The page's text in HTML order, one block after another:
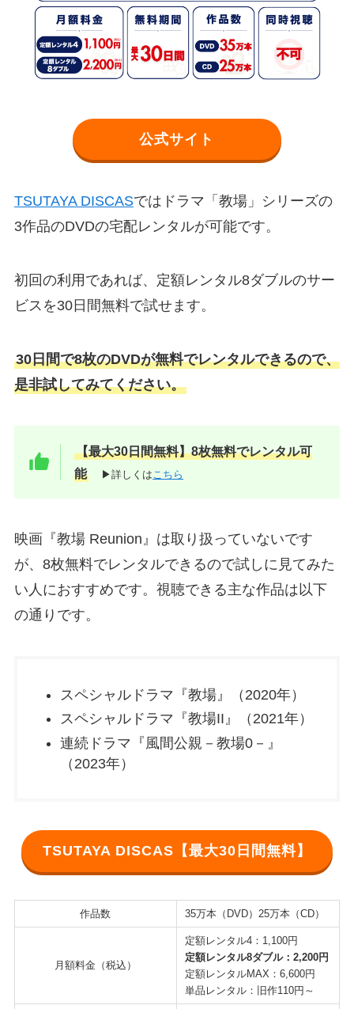
公式サイト
TSUTAYA DISCASではドラマ「教場」シリーズの
3作品のDVDの宅配レンタルが可能です。
初回の利用であれば、定額レンタル8ダブルのサー
ビスを30日間無料で試せます。
30日間で8枚のDVDが無料でレンタルできるので、
是非試してみてください。
【最大30日間無料】8枚無料でレンタル可
能
▶詳しくは こちら
映画『教場 Reunion』は取り扱っていないです
が、8枚無料でレンタルできるので試しに見てみた
い人におすすめです。視聴できる主な作品は以下
の通りです。
スペシャルドラマ『教場』（2020年）
スペシャルドラマ『教場II』（2021年）
連続ドラマ『風間公親－教場0－』
（2023年）
TSUTAYA DISCAS【最大30日間無料】
作品数 35万本（DVD）25万本（CD）
月額料金（税込）
定額レンタル4：1,100円
定額レンタル8ダブル：2,200円
定額レンタルMAX：6,600円
単品レンタル：旧作110円～